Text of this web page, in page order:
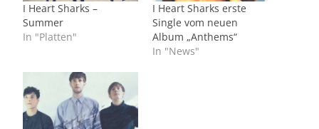
I Heart Sharks –
Summer
In "Platten"
I Heart Sharks erste
Single vom neuen
Album „Anthems“
In "News"